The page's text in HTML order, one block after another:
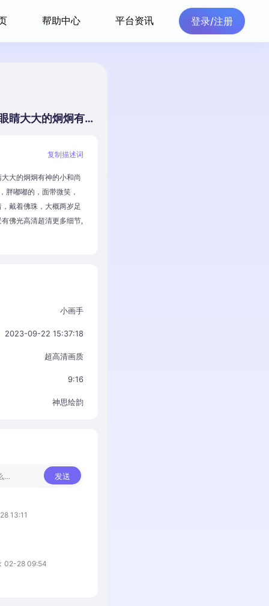
帮助中心 平台资讯 登录/注册
一位可爱面善的眼睛大大的炯炯有神的小和尚（真人），2岁左右，胖嘟嘟的，面带微笑，双手合十，盘腿坐着，戴着佛珠，大概两岁足有，双手合十，背景有佛光高清超清更多细节,v,5.2,ar,9:16
复制描述词
大的炯炯有神的小和尚
胖嘟嘟的，面带微笑，
戴着佛珠，大概两岁足
佛光高清超清更多细节,
小画手
2023-09-22 15:37:18
超高清画质
9:16
神思绘韵
发送
13:11
02-28 09:54